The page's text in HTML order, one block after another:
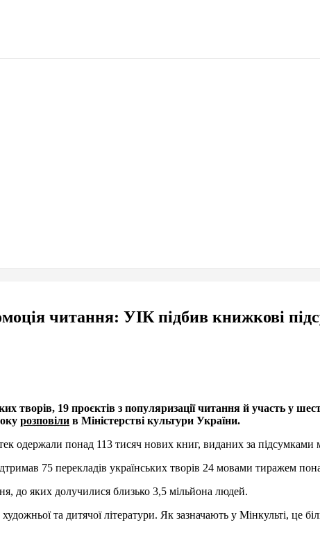
читання: УІК підбив книжкові
творів, 19 проєктів з популяризації читання й участь у
розповіли в Міністерстві культури України.
одержали понад 113 тисяч нових книг, виданих за
75 перекладів українських творів 24 мовами тиражем
до яких долучилися близько 3,5 мільйона людей.
та дитячої літератури. Як зазначають у Мінкульті, це